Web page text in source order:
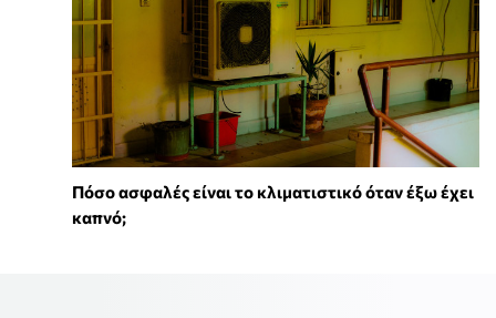
Πόσο ασφαλές είναι το κλιματιστικό όταν έξω έχει
καπνό;